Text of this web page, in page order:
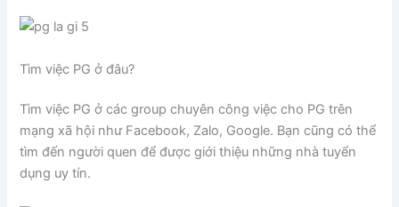
Tìm việc PG ở đâu?
Tìm việc PG ở các group chuyên công việc cho PG trên
mạng xã hội như Facebook, Zalo, Google. Bạn cũng có thể
tìm đến người quen để được giới thiệu những nhà tuyển
dụng uy tín.